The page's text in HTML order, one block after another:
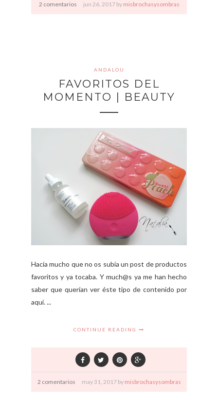
2 comentarios jun 26, 2017 by misbrochasysombras
ANDALOU
FAVORITOS DEL
MOMENTO | BEAUTY
Hacía mucho que no os subía un post de productos
favoritos y ya tocaba. Y much@s ya me han hecho
saber que querían ver éste tipo de contenido por
aquí. ...
CONTINUE READING
2 comentarios may31, 2017 by misbrochasysombras